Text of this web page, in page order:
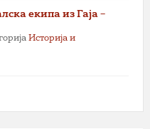
екипа из Гаја –
Историја и